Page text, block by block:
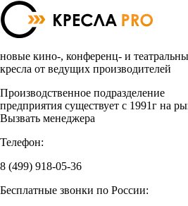
новые кино-, конференц- и
кресла от ведущих производителей
Производственное подразделение
предприятия существует с 1991г на
Вызвать менеджера
Телефон:
8 (499) 918-05-36
Бесплатные звонки по России: